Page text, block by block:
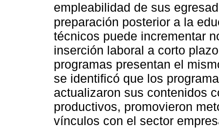
empleabilidad de sus
preparación posterior a la
técnicos puede incrementar
inserción laboral a corto
programas presentan el
se identificó que los
actualizaron sus contenidos
productivos, promovieron
vínculos con el sector